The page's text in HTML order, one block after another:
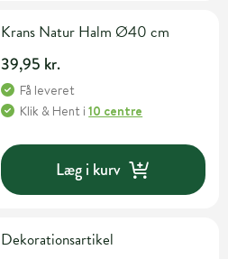
Krans Natur Halm Ø40 cm
39,95 kr.
Få leveret
Klik & Hent i10 centre
Læg i kurv
Dekorationsartikel